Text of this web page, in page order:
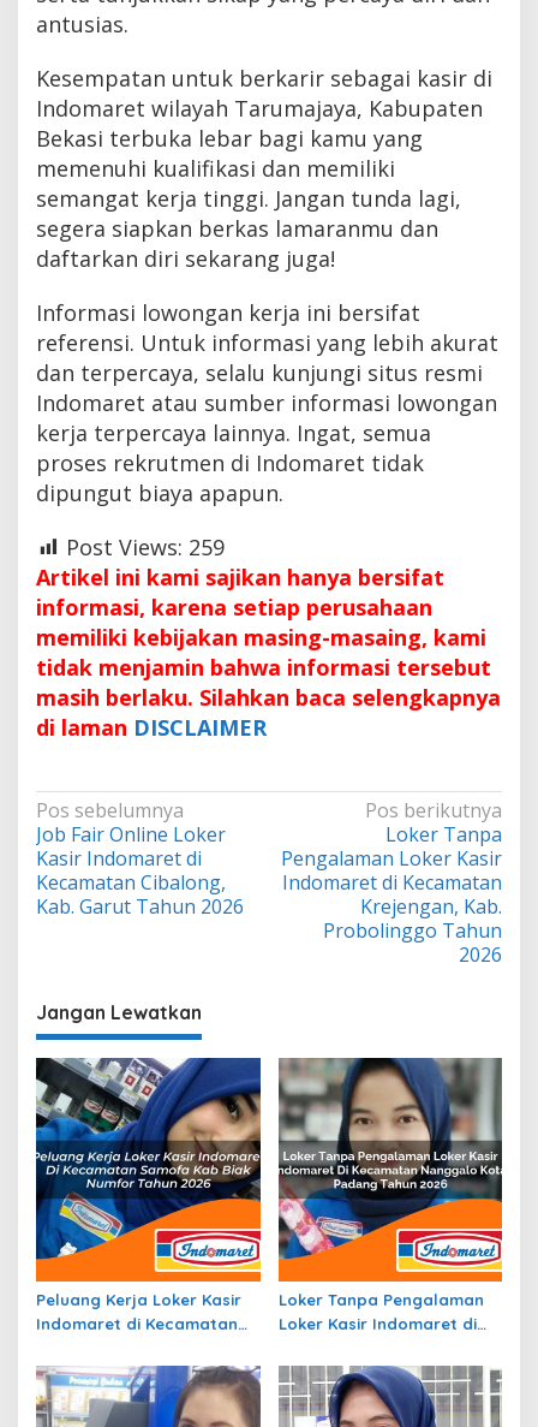
antusias.
Kesempatan untuk berkarir sebagai kasir di
Indomaret wilayah Tarumajaya, Kabupaten
Bekasi terbuka lebar bagi kamu yang
memenuhi kualifikasi dan memiliki
semangat kerja tinggi. Jangan tunda lagi,
segera siapkan berkas lamaranmu dan
daftarkan diri sekarang juga!
Informasi lowongan kerja ini bersifat
referensi. Untuk informasi yang lebih akurat
dan terpercaya, selalu kunjungi situs resmi
Indomaret atau sumber informasi lowongan
kerja terpercaya lainnya. Ingat, semua
proses rekrutmen di Indomaret tidak
dipungut biaya apapun.
Post Views: 259
Artikel ini kami sajikan hanya bersifat
informasi, karena setiap perusahaan
memiliki kebijakan masing-masaing, kami
tidak menjamin bahwa informasi tersebut
masih berlaku. Silahkan baca selengkapnya
di laman DISCLAIMER
Navigasi
pos
Pos sebelumnya
Job Fair Online Loker
Kasir Indomaret di
Kecamatan Cibalong,
Kab. Garut Tahun 2026
Pos berikutnya
Loker Tanpa
Pengalaman Loker Kasir
Indomaret di Kecamatan
Krejengan, Kab.
Probolinggo Tahun
2026
Jangan Lewatkan
Peluang Kerja Loker Kasir
Indomaret di Kecamatan
Tahun 2026
Loker Tanpa Pengalaman
Loker Kasir Indomaret di
Kota Padang Tahun 2026